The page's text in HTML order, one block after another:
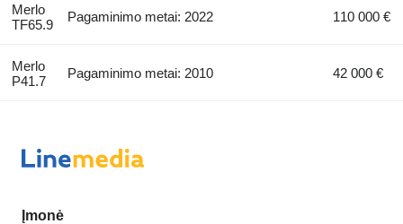
Merlo
TF65.9
Pagaminimo metai: 2022 110 000 €
Merlo
P41.7
Pagaminimo metai: 2010 42 000 €
Įmonė